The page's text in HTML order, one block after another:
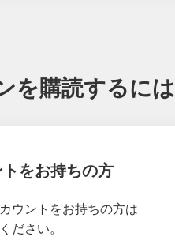
を購読するには
をお持ちの方
ウントをお持ちの方は
ださい。